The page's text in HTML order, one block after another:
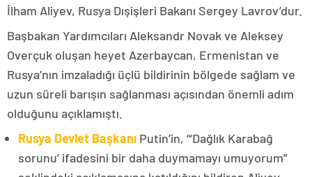
İlham Aliyev, Rusya Dışişleri Bakanı Sergey Lavrov’dur.
Başbakan Yardımcıları Aleksandr Novak ve Aleksey
Overçuk oluşan heyet Azerbaycan, Ermenistan ve
Rusya’nın imzaladığı üçlü bildirinin bölgede sağlam ve
uzun süreli barışın sağlanması açısından önemli adım
olduğunu açıklamıştı.
Rusya Devlet Başkanı Putin’in, “‘Dağlık Karabağ
sorunu’ ifadesini bir daha duymamayı umuyorum”